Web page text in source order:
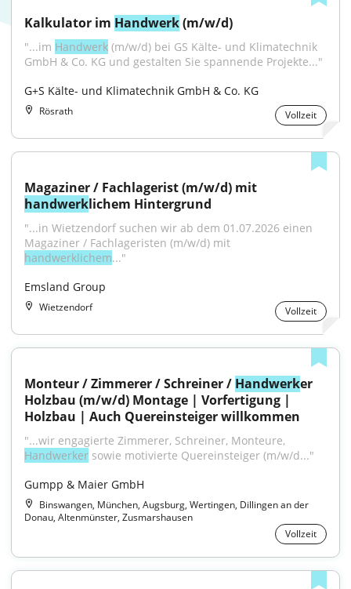
Kalkulator im Handwerk (m/w/d)
"...im Handwerk (m/w/d) bei GS Kälte- und Klimatechnik
GmbH & Co. KG und gestalten Sie spannende Projekte..."
G+S Kälte- und Klimatechnik GmbH & Co. KG
Rösrath Vollzeit
handwerklichem Hintergrund
"...in Wietzendorf suchen wir ab dem 01.07.2026 einen
handwerklichem..."
Emsland Group
Wietzendorf Vollzeit
Monteur / Zimmerer / Schreiner / Handwerker
Holzbau (m/w/d) Montage | Vorfertigung |
Holzbau | Auch Quereinsteiger willkommen
Handwerker sowie motivierte Quereinsteiger (m⁠/⁠w⁠/⁠d..."
Gumpp & Maier GmbH
Binswangen, München, Augsburg, Wertingen, Dillingen an der
Donau, Altenmünster, Zusmarshausen
Vollzeit